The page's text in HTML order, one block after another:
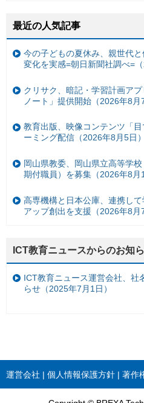
最近の人気記事
今の子どもの夏休み、親世代
変化を実感=朝日新聞社調べ=（
クリサク、暗記・学習計画ア
ノート」提供開始（2026年8月7
教育出版、映像コンテンツ「
ーミング配信（2026年8月5日）
岡山県教委、岡山県立高等学
期付職員）を募集（2026年8月
高専機構と日本公庫、連携し
アップ創出を支援（2026年8月7
ICT教育ニュースからのお知
ICT教育ニュース運営会社、社
らせ（2025年7月1日）
運営会社 個人情報保護方針 著作